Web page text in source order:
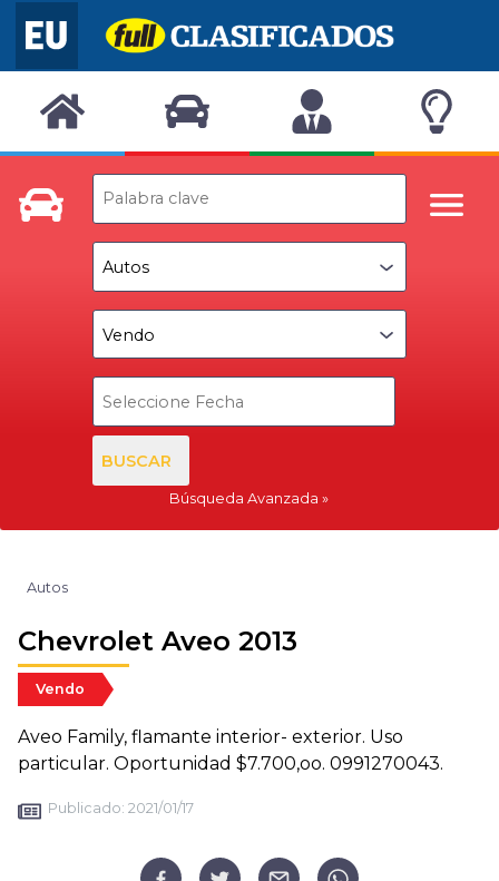
BUSCAR
Búsqueda Avanzada
Autos
Chevrolet Aveo 2013
Vendo
Aveo Family, flamante interior- exterior. Uso
particular. Oportunidad $7.700,oo. 0991270043.
Publicado: 2021/01/17